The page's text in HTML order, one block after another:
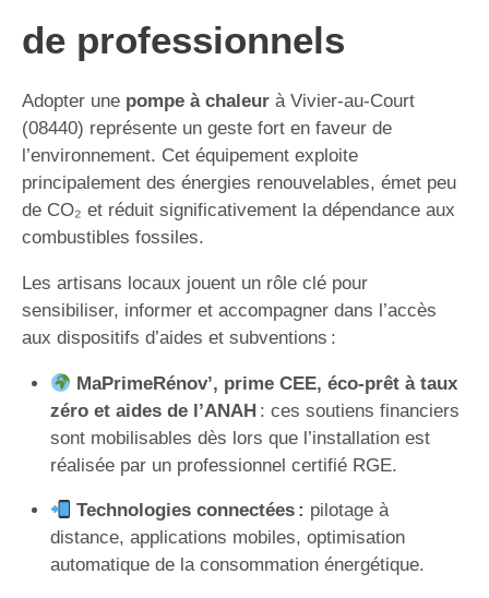
de professionnels
Adopter une pompe à chaleur à Vivier-au-Court
(08440) représente un geste fort en faveur de
l’environnement. Cet équipement exploite
principalement des énergies renouvelables, émet peu
de CO₂ et réduit significativement la dépendance aux
combustibles fossiles.
Les artisans locaux jouent un rôle clé pour
sensibiliser, informer et accompagner dans l’accès
aux dispositifs d’aides et subventions :
MaPrimeRénov’, prime CEE, éco-prêt à taux
zéro et aides de l’ANAH : ces soutiens financiers
sont mobilisables dès lors que l’installation est
réalisée par un professionnel certifié RGE.
Technologies connectées : pilotage à
distance, applications mobiles, optimisation
automatique de la consommation énergétique.